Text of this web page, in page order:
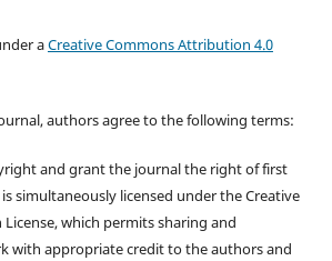
aCreative Commons Attribution 4.0
authors agree to the following terms:
and grant the journal the right of first
simultaneously licensed under the Creative
which permits sharing and
with appropriate credit to the authors and